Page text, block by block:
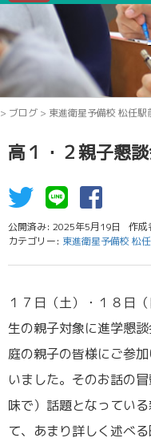
> ブログ > 東進衛星予備校 松任駅
高１・２親子懇
公開済み: 2025年5月19日 作成
カテゴリー: 東進衛星予備校 松
１７日（土）・１８日
生の親子対象に進学懇
庭の親子の皆様にご参
いました。そのお話の
味で）話題となってい
て、あまり詳しく述べ